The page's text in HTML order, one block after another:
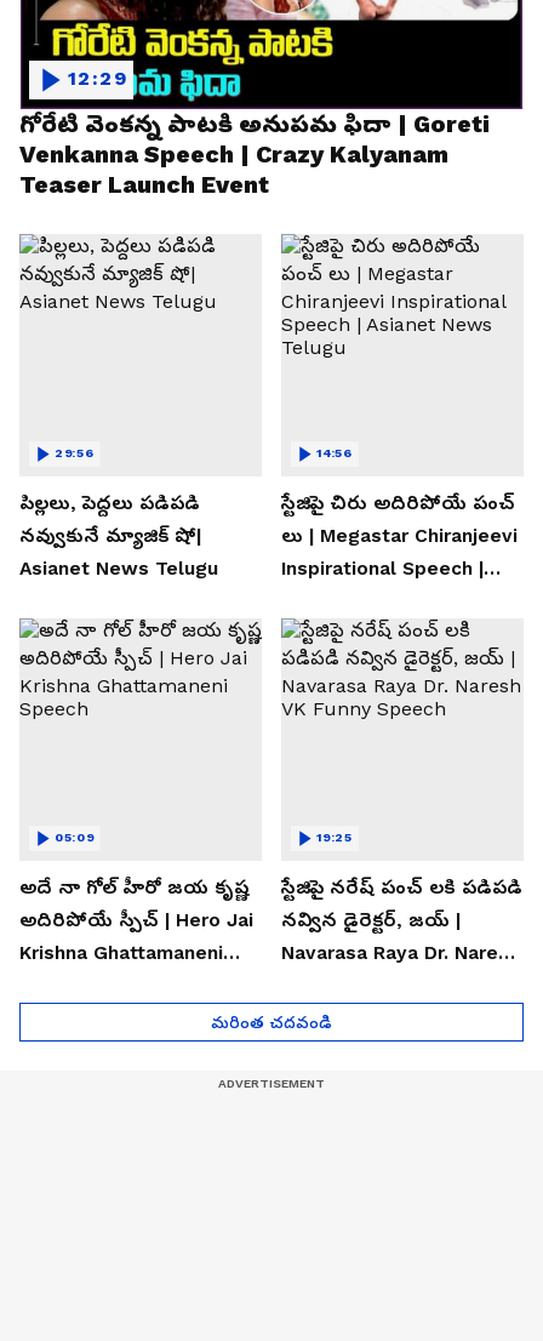
గోరేటి వెంకన్న పాటకి అనుపమ ఫిదా | Goreti
Venkanna Speech | Crazy Kalyanam
Teaser Launch Event
12:29
పిల్లలు, పెద్దలు పడిపడి
నవ్వుకునే మ్యాజిక్ షో|
Asianet News Telugu
29:56
స్టేజిపై చిరు అదిరిపోయే పంచ్
లు | Megastar Chiranjeevi
Inspirational Speech |
14:56
అదే నా గోల్ హీరో జయ కృష్ణ
అదిరిపోయే స్పీచ్ | Hero Jai
Krishna Ghattamaneni
05:09
స్టేజిపై నరేష్ పంచ్ లకి పడిపడి
నవ్విన డైరెక్టర్, జయ్ |
Navarasa Raya Dr. Naresh
19:25
మరింత చదవండి